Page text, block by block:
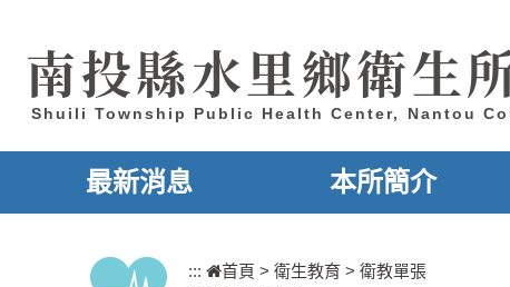
南投縣水里鄉衛生
Shuili Township Public Health Center, Nantou
最新消息 本所簡介
::: 首頁 > 衛生教育 > 衛教單張